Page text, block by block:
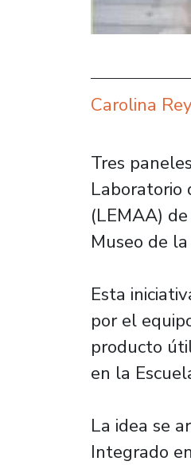
Carolina
Tres
Laboratorio
(LEMAA)
Museo de
Esta
por el
producto
en la
La idea se
Integrado